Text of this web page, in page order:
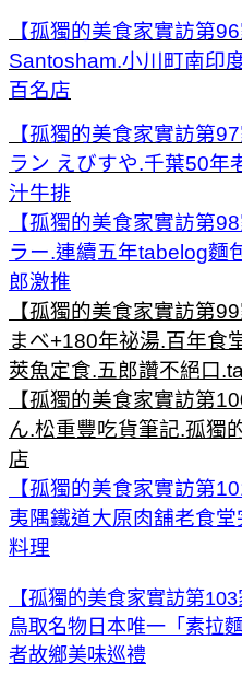
【孤獨的美食家實訪第
Santosham.小川町南印
百名店
【孤獨的美食家實訪第
ラン えびすや.千葉50年
汁牛排
【孤獨的美食家實訪第
ラー.連續五年tabelog麵
郎激推
【孤獨的美食家實訪第
まべ+180年祕湯.百年食
莢魚定食.五郎讚不絕口
【孤獨的美食家實訪第
ん.松重豐吃貨筆記.孤獨
店
【孤獨的美食家實訪第
夷隅鐵道大原肉舖老食
料理
【孤獨的美食家實訪第
鳥取名物日本唯一「素拉
者故鄉美味巡禮